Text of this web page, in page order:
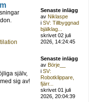
Senaste inlägg
avNiklaspe
iSV: Tillbyggnad
bjälklag...
skrivet 02 juli
2026, 14:24:45
själv,
sig av!
Senaste inlägg
avBörje__
iSV:
Robotklippare,
fjärr...
skrivet 01 juli
2026, 20:04:39